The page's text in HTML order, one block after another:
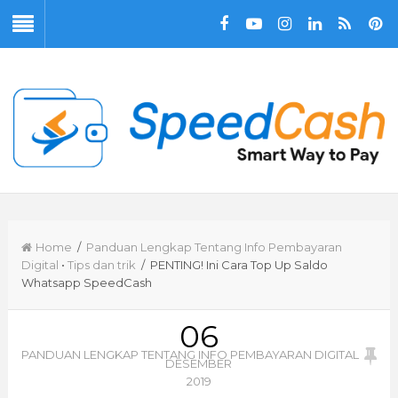
Home / Panduan Lengkap Tentang Info Pembayaran
Digital • Tips dan trik / PENTING! Ini Cara Top Up Saldo
Whatsapp SpeedCash
06
DESEMBER
2019
PANDUAN LENGKAP TENTANG INFO PEMBAYARAN DIGITAL